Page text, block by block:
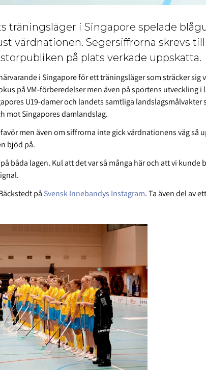
träningsläger i Singapore spelade
värdnationen. Segersiffrorna skrevs
på plats verkade uppskatta.
i Singapore för ett träningsläger som sträcker sig
på VM-förberedelser men även på sportens utveckling i
U19-damer och landets samtliga landslagsmålvakter
mot Singapores damlandslag.
men även om siffrorna inte gick värdnationens väg så
bjöd på.
båda lagen. Kul att det var så många här och att vi kunde
på Svensk Innebandys Instagram. Ta även del av